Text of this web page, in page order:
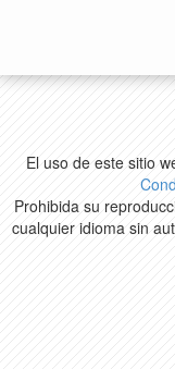
El uso de este sitio
Prohibida su
cualquier idioma sin